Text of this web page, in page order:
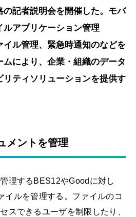
の記者説明会を開催した。モバ
ルアプリケーション管理
イル管理、緊急時通知のなどを
により、企業・組織のデータ
リティソリューションを提供す
メントを管理
理するBES12やGoodに対し
イルを管理する。ファイルのコ
スできるユーザを制限したり、